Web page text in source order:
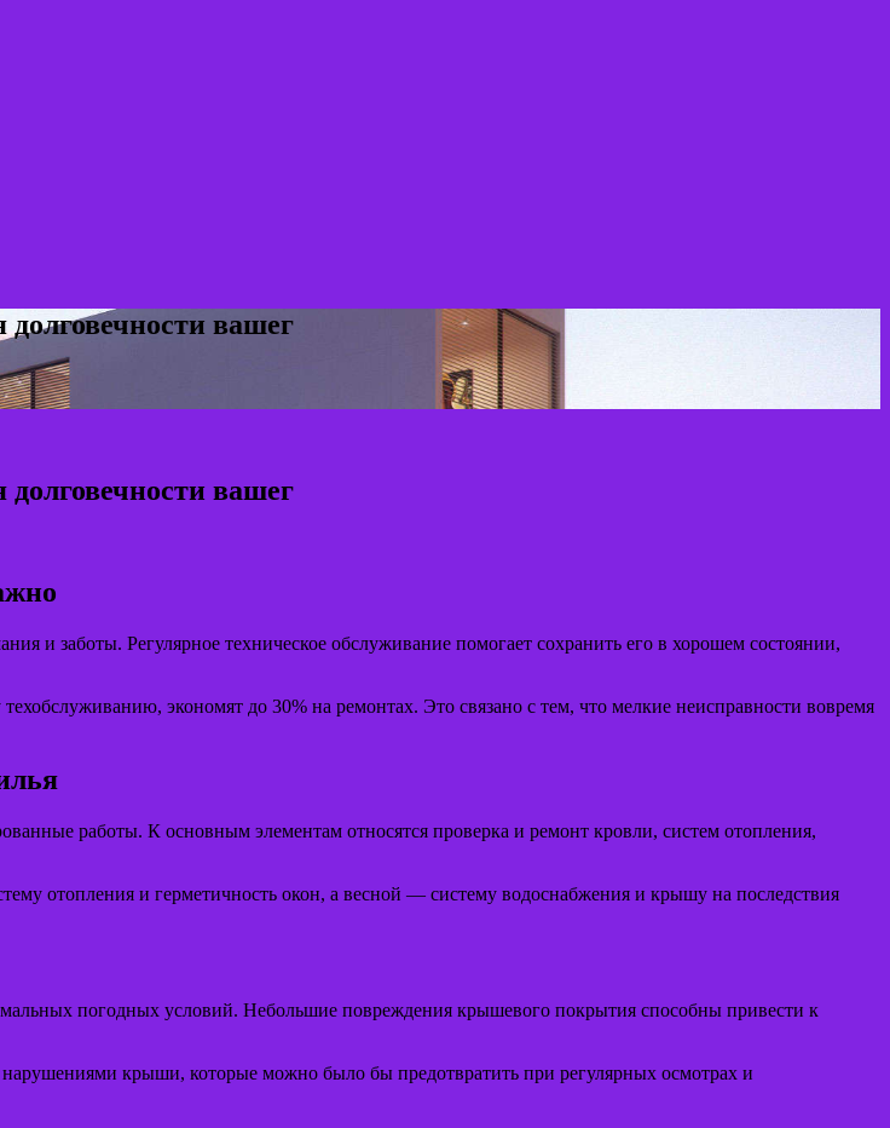
долговечности вашег
долговечности вашег
и заботы. Регулярное техническое обслуживание помогает сохранить его в хорошем состоянии,
экономят до 30% на ремонтах. Это связано с тем, что мелкие неисправности вовремя
работы. К основным элементам относятся проверка и ремонт кровли, систем отопления,
отопления и герметичность окон, а весной — систему водоснабжения и крышу на последствия
погодных условий. Небольшие повреждения крышевого покрытия способны привести к
крыши, которые можно было бы предотвратить при регулярных осмотрах и